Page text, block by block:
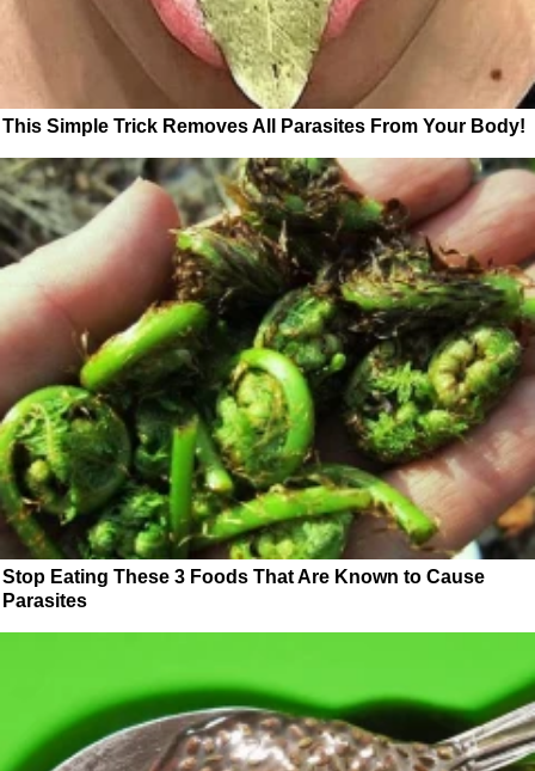
This Simple Trick Removes All Parasites From Your Body!
Stop Eating These 3 Foods That Are Known to Cause
Parasites